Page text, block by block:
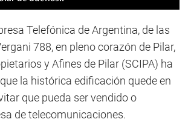
Telefónica de Argentina, de las
788, en pleno corazón de Pilar,
y Afines de Pilar (SCIPA) ha
la histórica edificación quede en
que pueda ser vendido o
de telecomunicaciones.